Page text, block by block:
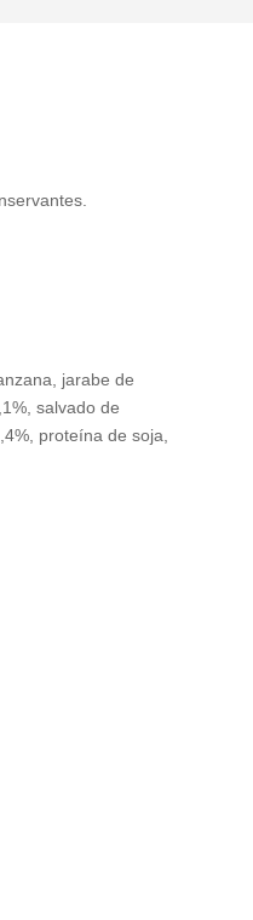
jarabe de
salvado de
proteína de soja,